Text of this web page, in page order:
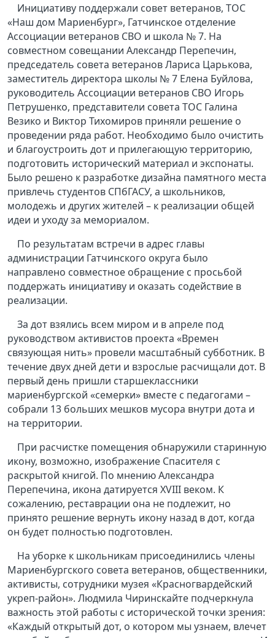
Инициативу поддержали совет ветеранов, ТОС
«Наш дом Мариенбург», Гатчинское отделение
Ассоциации ветеранов СВО и школа № 7. На
совместном совещании Александр Перепечин,
председатель совета ветеранов Лариса Царькова,
заместитель директора школы № 7 Елена Буйлова,
руководитель Ассоциации ветеранов СВО Игорь
Петрушенко, представители совета ТОС Галина
Везико и Виктор Тихомиров приняли решение о
проведении ряда работ. Необходимо было очистить
и благоустроить дот и прилегающую территорию,
подготовить исторический материал и экспонаты.
Было решено к разработке дизайна памятного места
привлечь студентов СПбГАСУ, а школьников,
молодежь и других жителей – к реализации общей
идеи и уходу за мемориалом.
По результатам встречи в адрес главы
администрации Гатчинского округа было
направлено совместное обращение с просьбой
поддержать инициативу и оказать содействие в
реализации.
За дот взялись всем миром и в апреле под
руководством активистов проекта «Времен
связующая нить» провели масштабный субботник. В
течение двух дней дети и взрослые расчищали дот. В
первый день пришли старшеклассники
мариенбургской «семерки» вместе с педагогами –
собрали 13 больших мешков мусора внутри дота и
на территории.
При расчистке помещения обнаружили старинную
икону, возможно, изображение Спасителя с
раскрытой книгой. По мнению Александра
Перепечина, икона датируется XVIII веком. К
сожалению, реставрации она не подлежит, но
принято решение вернуть икону назад в дот, когда
он будет полностью подготовлен.
На уборке к школьникам присоединились члены
Мариенбургского совета ветеранов, общественники,
активисты, сотрудники музея «Красногвардейский
укреп-район». Людмила Чиринскайте подчеркнула
важность этой работы с исторической точки зрения:
«Каждый открытый дот, о котором мы узнаем, влечет